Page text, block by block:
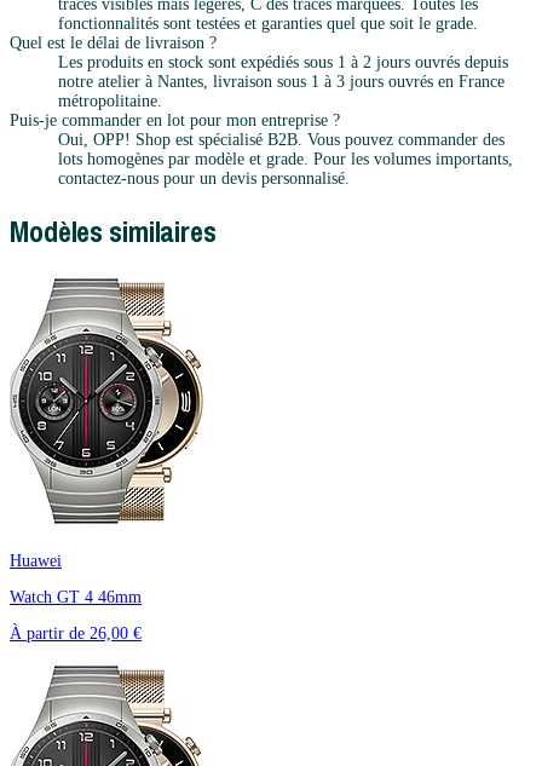
traces visibles mais légères, C des traces marquées. Toutes les
fonctionnalités sont testées et garanties quel que soit le grade.
Quel est le délai de livraison ?
Les produits en stock sont expédiés sous 1 à 2 jours ouvrés depuis
notre atelier à Nantes, livraison sous 1 à 3 jours ouvrés en France
métropolitaine.
Puis-je commander en lot pour mon entreprise ?
Oui, OPP! Shop est spécialisé B2B. Vous pouvez commander des
lots homogènes par modèle et grade. Pour les volumes importants,
contactez-nous pour un devis personnalisé.
Modèles similaires
Huawei
Watch GT 4 46mm
À partir de 26,00 €